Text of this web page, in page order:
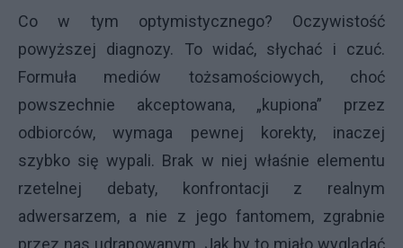
Co w tym optymistycznego? Oczywistość
powyższej diagnozy. To widać, słychać i czuć.
Formuła mediów tożsamościowych, choć
powszechnie akceptowana, „kupiona” przez
odbiorców, wymaga pewnej korekty, inaczej
szybko się wypali. Brak w niej właśnie elementu
rzetelnej debaty, konfrontacji z realnym
adwersarzem, a nie z jego fantomem, zgrabnie
przez nas udrapowanym. Jak by to miało wyglądać